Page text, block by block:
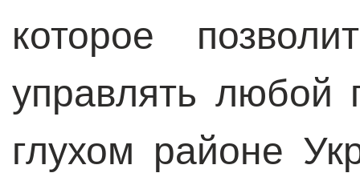
которое
управлять любой
глухом районе